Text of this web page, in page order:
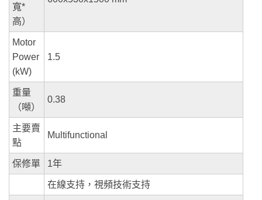
寬*
高）
Motor
Power
(kW)
1.5
重量
（噸）
0.38
主要賣
點
Multifunctional
保修單 1年
在線支持，視頻技術支持